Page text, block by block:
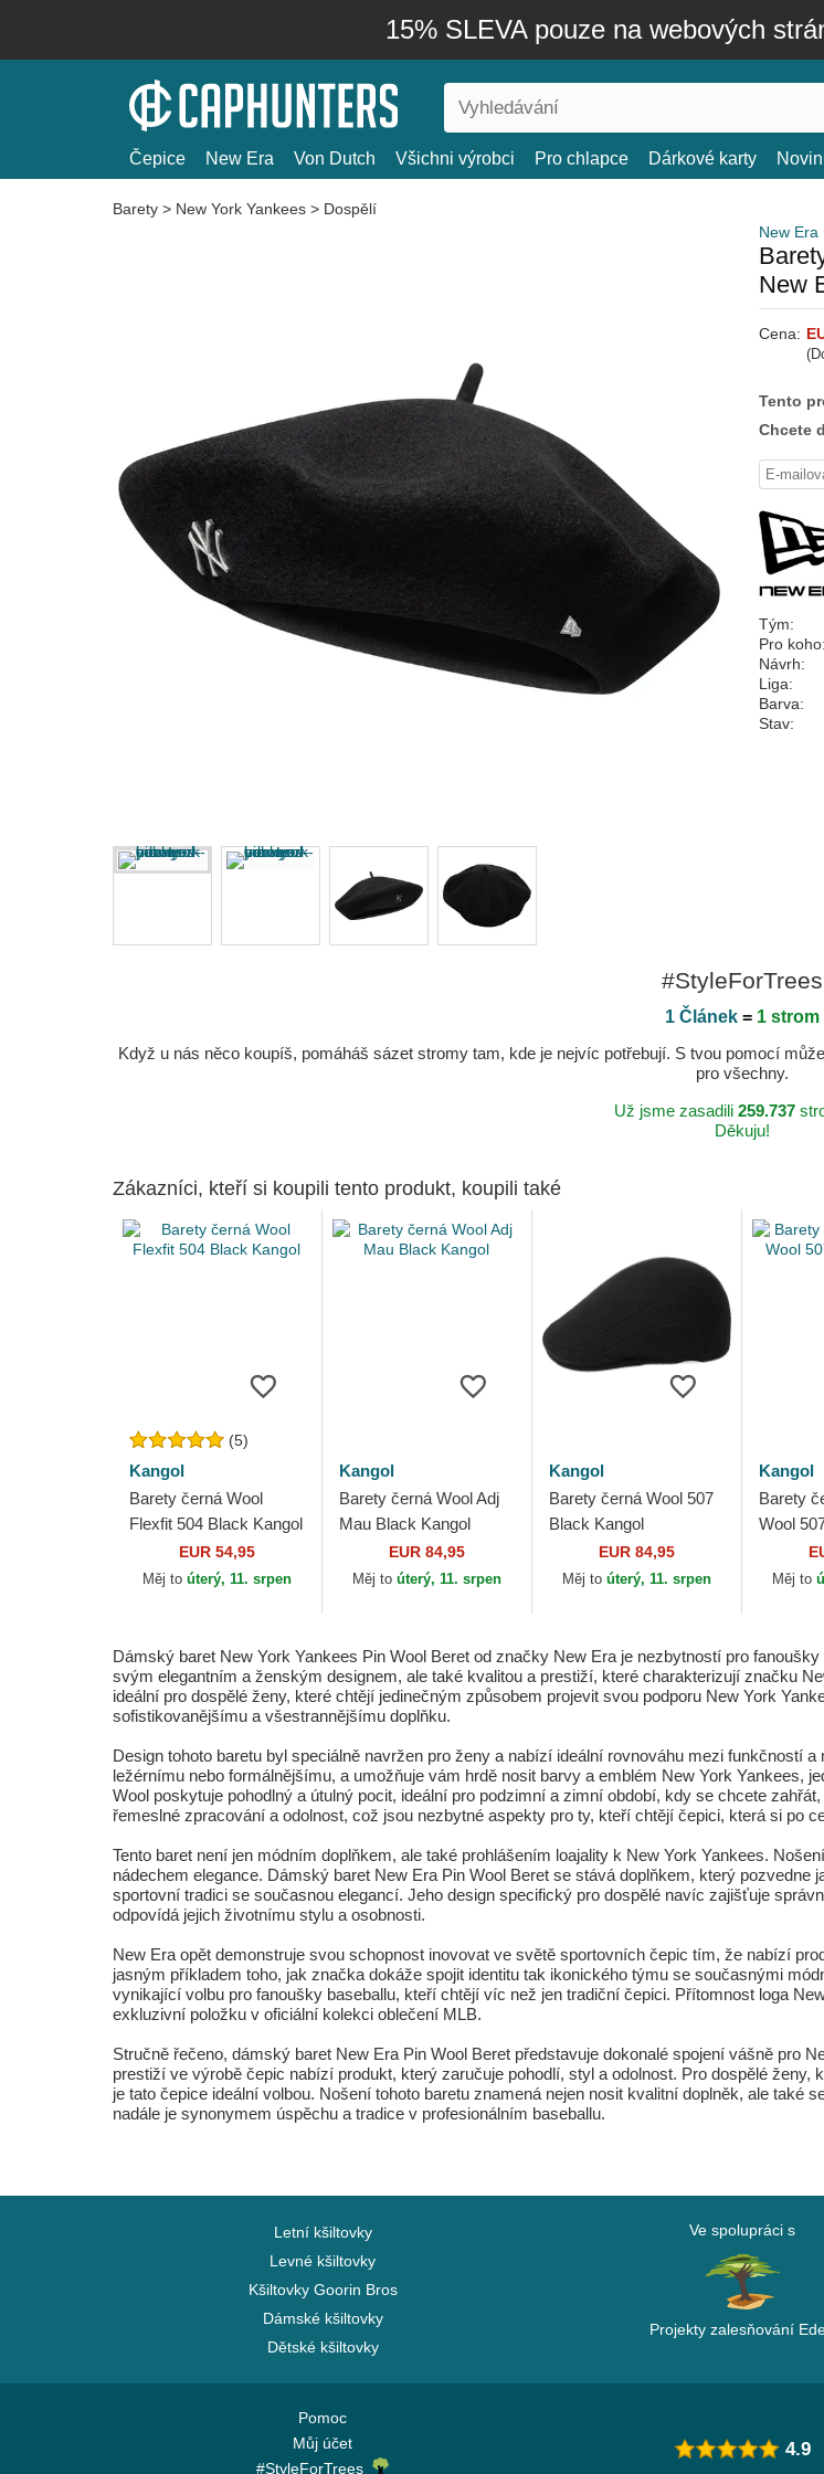
15% SLEVA pouze na webových
Čepice New Era Von Dutch Všichni výrobci Pro chlapce Dárkové karty
Barety > New York Yankees > Dospělí
New Era
New
Cena:
Tento
Chcete
Tým:
Pro koho:
Návrh:
Liga:
Barva:
Stav:
#StyleForTrees
1 Článek = 1 strom
Když u nás něco koupíš, pomáháš sázet stromy tam, kde je nejvíc potřebují. S tvou pomocí
pro všechny.
Už jsme zasadili 259.737
Děkuju!
Zákazníci, kteří si koupili tento produkt, koupili také
(5)
Kangol
Barety černá Wool
Flexfit 504 Black Kangol
EUR 54,95
Měj to úterý, 11. srpen
Kangol
Barety černá Wool Adj
Mau Black Kangol
EUR 84,95
Měj to úterý, 11. srpen
Kangol
Barety černá Wool 507
Black Kangol
EUR 84,95
Měj to úterý, 11. srpen
Kangol
Barety
Wool
Měj to
Dámský baret New York Yankees Pin Wool Beret od značky New Era je nezbytností pro
svým elegantním a ženským designem, ale také kvalitou a prestiží, které charakterizují značku
ideální pro dospělé ženy, které chtějí jedinečným způsobem projevit svou podporu New York
sofistikovanějšímu a všestrannějšímu doplňku.
Design tohoto baretu byl speciálně navržen pro ženy a nabízí ideální rovnováhu mezi funkčností
ležérnímu nebo formálnějšímu, a umožňuje vám hrdě nosit barvy a emblém New York Yankees,
Wool poskytuje pohodlný a útulný pocit, ideální pro podzimní a zimní období, kdy se chcete
řemeslné zpracování a odolnost, což jsou nezbytné aspekty pro ty, kteří chtějí čepici, která si po
Tento baret není jen módním doplňkem, ale také prohlášením loajality k New York Yankees.
nádechem elegance. Dámský baret New Era Pin Wool Beret se stává doplňkem, který
sportovní tradici se současnou elegancí. Jeho design specifický pro dospělé navíc zajišťuje
odpovídá jejich životnímu stylu a osobnosti.
New Era opět demonstruje svou schopnost inovovat ve světě sportovních čepic tím, že nabízí
jasným příkladem toho, jak značka dokáže spojit identitu tak ikonického týmu se současnými
vynikající volbu pro fanoušky baseballu, kteří chtějí víc než jen tradiční čepici. Přítomnost loga
exkluzivní položku v oficiální kolekci oblečení MLB.
Stručně řečeno, dámský baret New Era Pin Wool Beret představuje dokonalé spojení vášně pro
prestiží ve výrobě čepic nabízí produkt, který zaručuje pohodlí, styl a odolnost. Pro dospělé
je tato čepice ideální volbou. Nošení tohoto baretu znamená nejen nosit kvalitní doplněk, ale
nadále je synonymem úspěchu a tradice v profesionálním baseballu.
Letní kšiltovky
Levné kšiltovky
Kšiltovky Goorin Bros
Dámské kšiltovky
Dětské kšiltovky
Ve spolupráci s
Projekty zalesňování
Pomoc
Můj účet
#StyleForTrees
4.9